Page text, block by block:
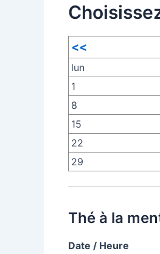
<<
lun
1
8
15
22
29
Thé à la
Date / Heure